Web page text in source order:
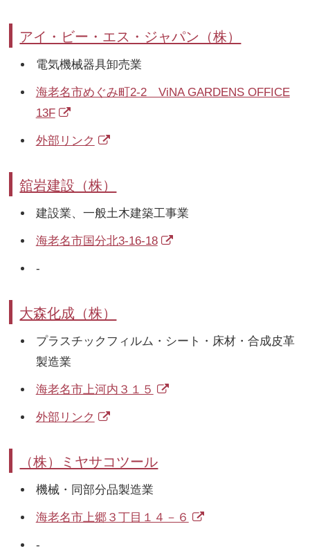
アイ・ビー・エス・ジャパン（株）
電気機械器具卸売業
海老名市めぐみ町2-2 ViNA GARDENS OFFICE
13F
外部リンク
舘岩建設（株）
建設業、一般土木建築工事業
海老名市国分北3-16-18
-
大森化成（株）
プラスチックフィルム・シート・床材・合成皮革
製造業
海老名市上河内３１５
外部リンク
（株）ミヤサコツール
機械・同部分品製造業
海老名市上郷３丁目１４－６
-